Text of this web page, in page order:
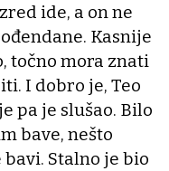
ide, a on ne
Kasnije
točno mora znati
I dobro je, Teo
pa je slušao. Bilo
bave, nešto
Stalno je bio